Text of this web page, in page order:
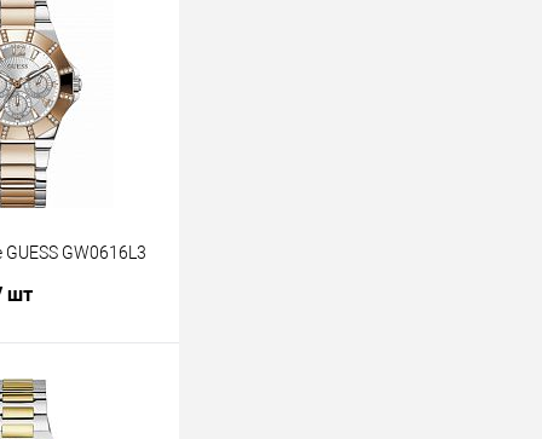
GW0616L3
шт
корзину